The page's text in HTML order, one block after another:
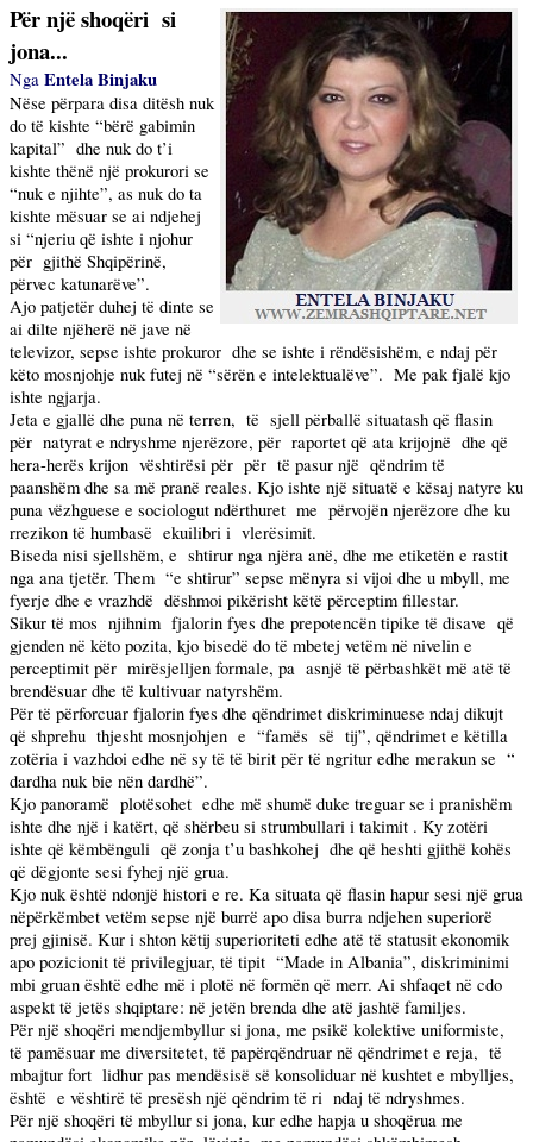
Për një shoqëri si
jona...
Nga Entela Binjaku
Nëse përpara disa ditësh nuk
do të kishte “bërë gabimin
kapital” dhe nuk do t’i
kishte thënë një prokurori se
“nuk e njihte”, as nuk do ta
kishte mësuar se ai ndjehej
si “njeriu që ishte i njohur
për gjithë Shqipërinë,
përvec katunarëve”.
Ajo patjetër duhej të dinte se
ai dilte njëherë në jave në
televizor, sepse ishte prokuror dhe se ishte i rëndësishëm, e ndaj për
këto mosnjohje nuk futej në “sërën e intelektualëve”. Me pak fjalë kjo
ishte ngjarja.
Jeta e gjallë dhe puna në terren, të sjell përballë situatash që flasin
për natyrat e ndryshme njerëzore, për raportet që ata krijojnë dhe që
hera-herës krijon vështirësi për për të pasur një qëndrim të
paanshëm dhe sa më pranë reales. Kjo ishte një situatë e kësaj natyre ku
puna vëzhguese e sociologut ndërthuret me përvojën njerëzore dhe ku
rrezikon të humbasë ekuilibri i vlerësimit.
Biseda nisi sjellshëm, e shtirur nga njëra anë, dhe me etiketën e rastit
nga ana tjetër. Them “e shtirur” sepse mënyra si vijoi dhe u mbyll, me
fyerje dhe e vrazhdë dëshmoi pikërisht këtë përceptim fillestar.
Sikur të mos njihnim fjalorin fyes dhe prepotencën tipike të disave që
gjenden në këto pozita, kjo bisedë do të mbetej vetëm në nivelin e
perceptimit për mirësjelljen formale, pa asnjë të përbashkët më atë të
brendësuar dhe të kultivuar natyrshëm.
Për të përforcuar fjalorin fyes dhe qëndrimet diskriminuese ndaj dikujt
që shprehu thjesht mosnjohjen e “famës së tij”, qëndrimet e këtilla
zotëria i vazhdoi edhe në sy të të birit për të ngritur edhe merakun se “
dardha nuk bie nën dardhë”.
Kjo panoramë plotësohet edhe më shumë duke treguar se i pranishëm
ishte dhe një i katërt, që shërbeu si strumbullari i takimit . Ky zotëri
ishte që këmbënguli që zonja t’u bashkohej dhe që heshti gjithë kohës
që dëgjonte sesi fyhej një grua.
Kjo nuk është ndonjë histori e re. Ka situata që flasin hapur sesi një grua
nëpërkëmbet vetëm sepse një burrë apo disa burra ndjehen superiorë
prej gjinisë. Kur i shton këtij superioriteti edhe atë të statusit ekonomik
apo pozicionit të privilegjuar, të tipit “Made in Albania”, diskriminimi
mbi gruan është edhe më i plotë në formën që merr. Ai shfaqet në cdo
aspekt të jetës shqiptare: në jetën brenda dhe atë jashtë familjes.
Për një shoqëri mendjembyllur si jona, me psikë kolektive uniformiste,
të pamësuar me diversitetet, të papërqëndruar në qëndrimet e reja, të
mbajtur fort lidhur pas mendësisë së konsoliduar në kushtet e mbylljes,
është e vështirë të presësh një qëndrim të ri ndaj të ndryshmes.
Për një shoqëri të mbyllur si jona, kur edhe hapja u shoqërua me